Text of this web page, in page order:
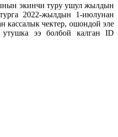
экинчи туру ушул жылдын
2022-жылдын 1-июлунан
кассалык чектер, ошондой эле
ээ болбой калган ID